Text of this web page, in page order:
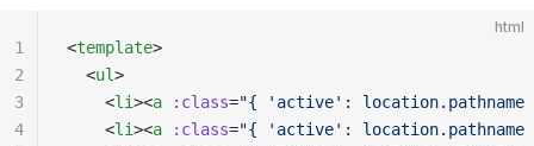
html
<template>
  <
ul>
    <
li><a :class="{ 'active':
    <
li><a :class="{ 'active':
1
2
3
4